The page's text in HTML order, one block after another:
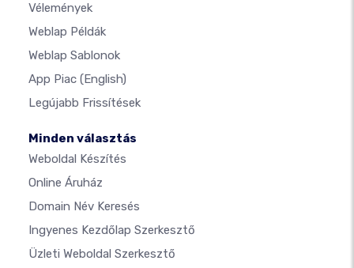
Vélemények
Weblap Példák
Weblap Sablonok
App Piac (English)
Legújabb Frissítések
Minden választás
Weboldal Készítés
Online Áruház
Domain Név Keresés
Ingyenes Kezdőlap Szerkesztő
Üzleti Weboldal Szerkesztő